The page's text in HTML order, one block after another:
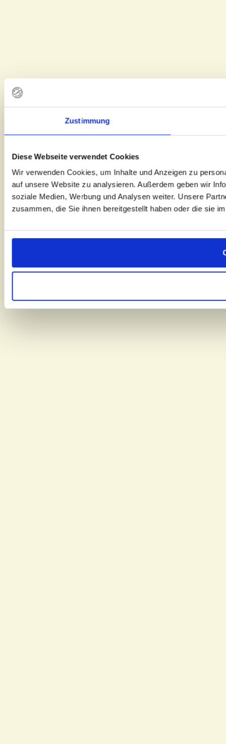
Zustimmung
Diese Webseite verwendet Cookies
Wir verwenden Cookies, um Inhalte und Anzeigen zu
auf unsere Website zu analysieren. Außerdem geben wir
soziale Medien, Werbung und Analysen weiter. Unsere
zusammen, die Sie ihnen bereitgestellt haben oder die sie